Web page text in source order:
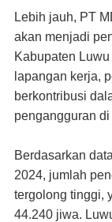
Lebih jauh, PT
akan menjadi
Kabupaten
lapangan kerja,
berkontribusi
pengangguran
Berdasarkan
2024, jumlah
tergolong tinggi,
44.240 jiwa.